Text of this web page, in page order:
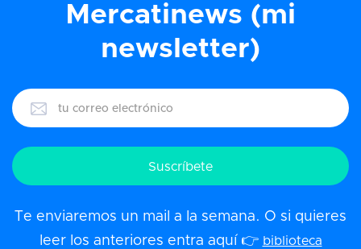
Mercatinews (mi
newsletter)
Te enviaremos un mail a la semana. O si quieres
leer los anteriores entra aquí 👉 biblioteca